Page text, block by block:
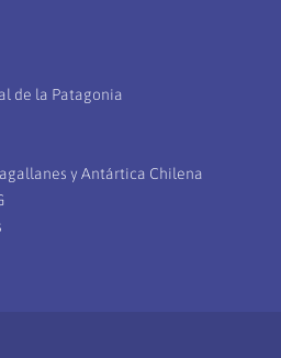
de la Patagonia
y Antártica Chilena